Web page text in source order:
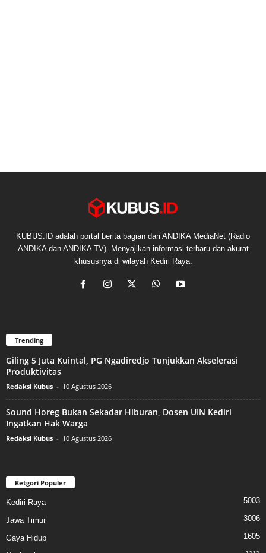
KUBUS.ID adalah portal berita bagian dari ANDIKA MediaNet (Radio
ANDIKA dan ANDIKA TV). Menyajikan informasi terbaru dan akurat
khususnya di wilayah Kediri Raya.
Trending
Giling 5 Juta Kuintal, PG Ngadiredjo Tunjukkan Akselerasi
Produktivitas
Redaksi Kubus - 10 Agustus 2026
Sound Horeg Bukan Sekadar Hiburan, Dosen UIN Kediri
Ingatkan Hak Warga
Redaksi Kubus - 10 Agustus 2026
Ketgori Populer
Kediri Raya 5003
Jawa Timur 3006
Gaya Hidup 1605